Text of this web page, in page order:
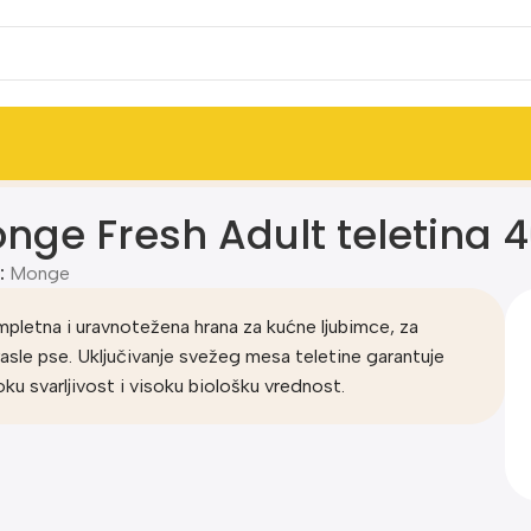
Fresh Adult teletina
Monge
i uravnotežena hrana za kućne ljubimce, za
pse. Uključivanje svežeg mesa teletine garantuje
svarljivost i visoku biološku vrednost.